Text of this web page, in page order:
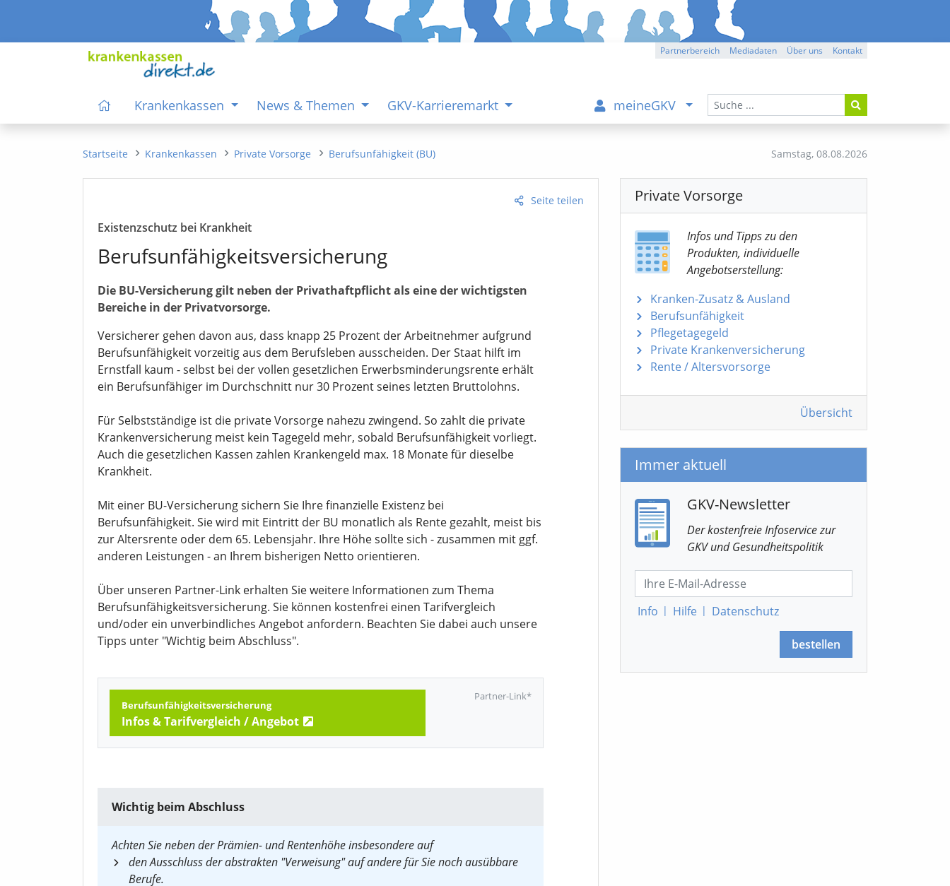
Partnerbereich Mediadaten Über uns Kontakt
Krankenkassen News & Themen GKV-Karrieremarkt meineGKV
Samstag, 08.08.2026
Startseite Krankenkassen Private Vorsorge Berufsunfähigkeit (BU)
Seite teilen
Existenzschutz bei Krankheit
Berufsunfähigkeitsversicherung
Die BU-Versicherung gilt neben der Privathaftpflicht als eine der wichtigsten
Bereiche in der Privatvorsorge.
Versicherer gehen davon aus, dass knapp 25 Prozent der Arbeitnehmer aufgrund
Berufsunfähigkeit vorzeitig aus dem Berufsleben ausscheiden. Der Staat hilft im
Ernstfall kaum - selbst bei der vollen gesetzlichen Erwerbsminderungsrente erhält
ein Berufsunfähiger im Durchschnitt nur 30 Prozent seines letzten Bruttolohns.
Für Selbstständige ist die private Vorsorge nahezu zwingend. So zahlt die private
Krankenversicherung meist kein Tagegeld mehr, sobald Berufsunfähigkeit vorliegt.
Auch die gesetzlichen Kassen zahlen Krankengeld max. 18 Monate für dieselbe
Krankheit.
Mit einer BU-Versicherung sichern Sie Ihre finanzielle Existenz bei
Berufsunfähigkeit. Sie wird mit Eintritt der BU monatlich als Rente gezahlt, meist bis
zur Altersrente oder dem 65. Lebensjahr. Ihre Höhe sollte sich - zusammen mit ggf.
anderen Leistungen - an Ihrem bisherigen Netto orientieren.
Über unseren Partner-Link erhalten Sie weitere Informationen zum Thema
Berufsunfähigkeitsversicherung. Sie können kostenfrei einen Tarifvergleich
und/oder ein unverbindliches Angebot anfordern. Beachten Sie dabei auch unsere
Tipps unter "Wichtig beim Abschluss".
Berufsunfähigkeitsversicherung
Infos & Tarifvergleich /Angebot
Partner-Link*
Wichtig beim Abschluss
Achten Sie neben der Prämien- und Rentenhöhe insbesondere auf
den Ausschluss der abstrakten "Verweisung" auf andere für Sie noch ausübbare
Berufe.
Private Vorsorge
Infos und Tipps zu den
Produkten, individuelle
Angebotserstellung:
Kranken-Zusatz & Ausland
Berufsunfähigkeit
Pflegetagegeld
Private Krankenversicherung
Rente / Altersvorsorge
Übersicht
Immer aktuell
GKV-Newsletter
Der kostenfreie Infoservicezur
GKVund Gesundheitspolitik
Info | Hilfe | Datenschutz
bestellen